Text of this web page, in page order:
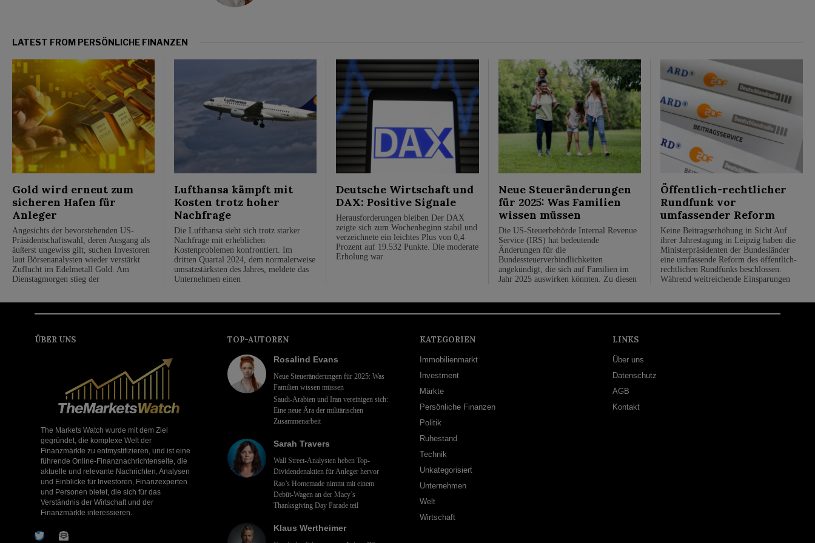
LATEST FROM PERSÖNLICHE FINANZEN
Gold wird erneut zum
sicheren Hafen für
Anleger
Angesichts der bevorstehenden US-
Präsidentschaftswahl, deren Ausgang als
äußerst ungewiss gilt, suchen Investoren
laut Börsenanalysten wieder verstärkt
Zuflucht im Edelmetall Gold. Am
Dienstagmorgen stieg der
Lufthansa kämpft mit
Kosten trotz hoher
Nachfrage
Die Lufthansa sieht sich trotz starker
Nachfrage mit erheblichen
Kostenproblemen konfrontiert. Im
dritten Quartal 2024, dem normalerweise
umsatzstärksten des Jahres, meldete das
Unternehmen einen
Deutsche Wirtschaft und
DAX: Positive Signale
Herausforderungen bleiben Der DAX
zeigte sich zum Wochenbeginn stabil und
verzeichnete ein leichtes Plus von 0,4
Prozent auf 19.532 Punkte. Die moderate
Erholung war
Neue Steueränderungen
für 2025: Was Familien
wissen müssen
Die US-Steuerbehörde Internal Revenue
Service (IRS) hat bedeutende
Änderungen für die
Bundessteuerverbindlichkeiten
angekündigt, die sich auf Familien im
Jahr 2025 auswirken könnten. Zu diesen
Öffentlich-rechtlicher
Rundfunk vor
umfassender Reform
Keine Beitragserhöhung in Sicht Auf
ihrer Jahrestagung in Leipzig haben die
Ministerpräsidenten der Bundesländer
eine umfassende Reform des öffentlich-
rechtlichen Rundfunks beschlossen.
Während weitreichende Einsparungen
ÜBER UNS
The Markets Watch wurde mit dem Ziel
gegründet, die komplexe Welt der
Finanzmärkte zu entmystifizieren, und ist eine
führende Online-Finanznachrichtenseite, die
aktuelle und relevante Nachrichten, Analysen
und Einblicke für Investoren, Finanzexperten
und Personen bietet, die sich für das
Verständnis der Wirtschaft und der
Finanzmärkte interessieren.
TOP-AUTOREN
Rosalind Evans
Neue Steueränderungen für 2025: Was
Familien wissen müssen
Saudi-Arabien und Iran vereinigen sich:
Eine neue Ära der militärischen
Zusammenarbeit
Sarah Travers
Wall Street-Analysten heben Top-
Dividendenaktien für Anleger hervor
Rao’s Homemade nimmt mit einem
Debüt-Wagen an der Macy’s
Thanksgiving Day Parade teil
Klaus Wertheimer
KATEGORIEN
Immobilienmarkt
Investment
Märkte
Persönliche Finanzen
Politik
Ruhestand
Technik
Unkategorisiert
Unternehmen
Welt
Wirtschaft
LINKS
Über uns
Datenschutz
AGB
Kontakt